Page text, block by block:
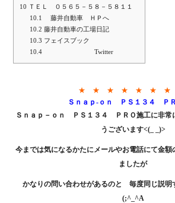
10 ＴＥＬ ０５６５－５８－５８１１
10.1
藤井自動車 ＨＰへ
10.2 藤井自動車の工場日記
10.3 フェイスブック
10.4 Twitter
★ ★ ★ ★ ★ ★ ★
Ｓｎａｐ-ｏｎ ＰＳ１３４ Ｐ
Ｓｎａｐ－ｏｎ ＰＳ１３４ ＰＲＯ施工に非常
うございます<(_ _)>
今までは気になるかたにメールやお電話にて金額
ましたが
かなりの問い合わせがあるのと 毎度同じ説明
(;^_^A